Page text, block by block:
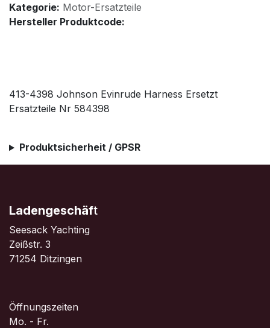
Kategorie: Motor-Ersatzteile
Hersteller Produktcode:
413-4398 Johnson Evinrude Harness Ersetzt
Ersatzteile Nr 584398
Produktsicherheit / GPSR
Ladengeschäft
Seesack Yachting
Zeißstr. 3
71254 Ditzingen
Öffnungszeiten
Mo. - Fr.